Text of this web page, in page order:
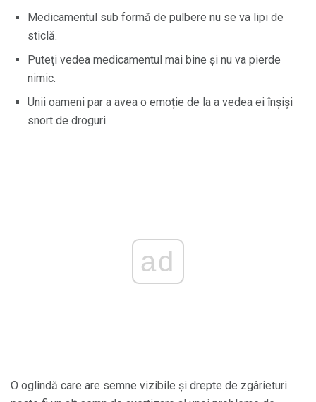
Medicamentul sub formă de pulbere nu se va lipi de
sticlă.
Puteți vedea medicamentul mai bine și nu va pierde
nimic.
Unii oameni par a avea o emoție de la a vedea ei înșiși
snort de droguri.
ad
O oglindă care are semne vizibile și drepte de zgârieturi